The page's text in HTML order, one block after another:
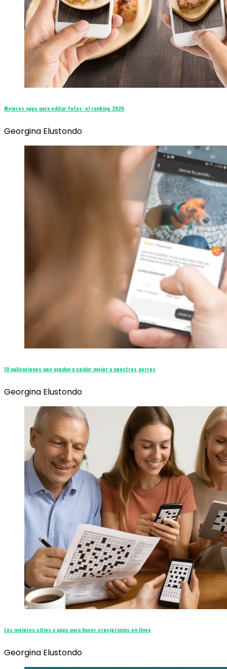
Mejores apps para editar fotos: el ranking 2026
Georgina Elustondo
10 aplicaciones que ayudan a cuidar mejor a nuestros perros
Georgina Elustondo
Los mejores sitios y apps para hacer crucigramas en línea
Georgina Elustondo